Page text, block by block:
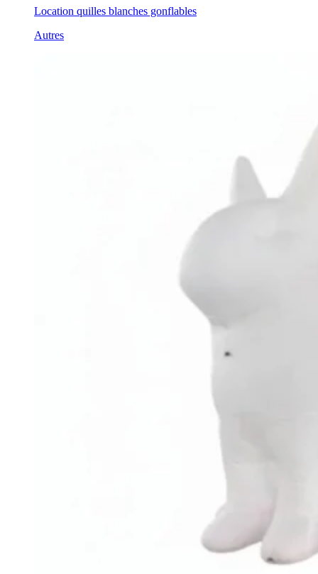
Location quilles blanches gonflables
Autres